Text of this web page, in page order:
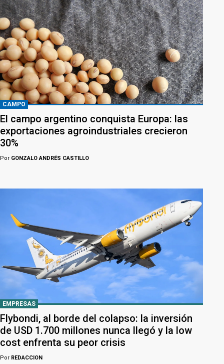
CAMPO
El campo argentino conquista Europa: las
exportaciones agroindustriales crecieron
30%
Por GONZALO ANDRÉS CASTILLO
EMPRESAS
Flybondi, al borde del colapso: la inversión
de USD 1.700 millones nunca llegó y la low
cost enfrenta su peor crisis
Por REDACCION